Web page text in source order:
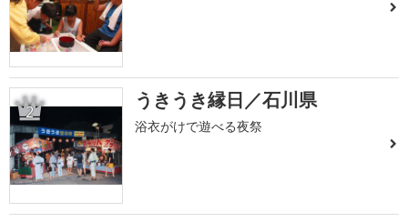
2 うきうき縁日／石川県
浴衣がけで遊べる夜祭